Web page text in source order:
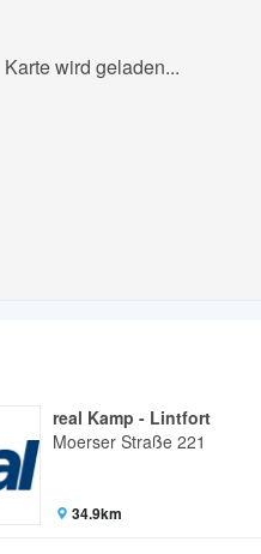
Karte wird geladen...
real Kamp - Lintfort
Moerser Straße 221
34.9km